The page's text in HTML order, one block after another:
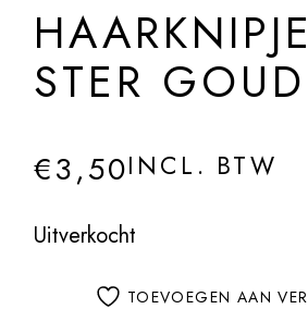
STER GOUD
€3,50INCL. BTW
Uitverkocht
TOEVOEGEN AAN